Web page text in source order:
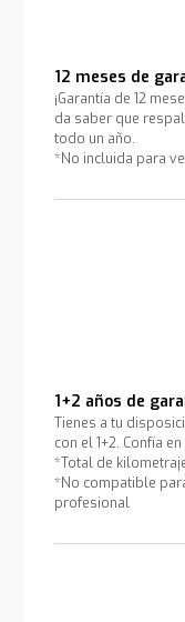
12 meses de
¡Garantía de 12
da saber que
todo un año.
*No incluida para
1+2 años de
Tienes a tu
con el 1+2. Confía
*Total de
*No compatible
profesional